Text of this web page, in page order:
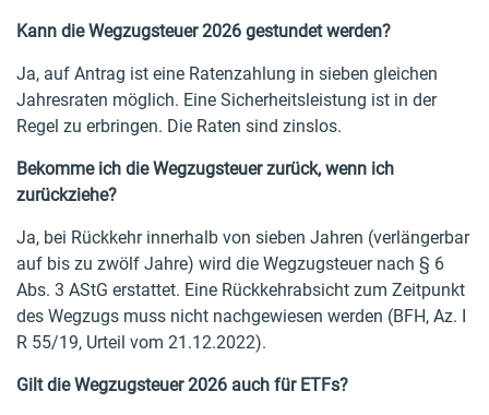
Kann die Wegzugsteuer 2026 gestundet werden?
Ja, auf Antrag ist eine Ratenzahlung in sieben gleichen
Jahresraten möglich. Eine Sicherheitsleistung ist in der
Regel zu erbringen. Die Raten sind zinslos.
Bekomme ich die Wegzugsteuer zurück, wenn ich
zurückziehe?
Ja, bei Rückkehr innerhalb von sieben Jahren (verlängerbar
auf bis zu zwölf Jahre) wird die Wegzugsteuer nach § 6
Abs. 3 AStG erstattet. Eine Rückkehrabsicht zum Zeitpunkt
des Wegzugs muss nicht nachgewiesen werden (BFH, Az. I
R 55/19, Urteil vom 21.12.2022).
Gilt die Wegzugsteuer 2026 auch für ETFs?